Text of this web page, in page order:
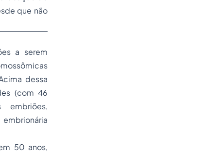
que não
a serem
dessa
(com 46
50 anos,